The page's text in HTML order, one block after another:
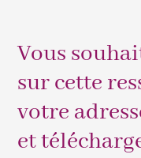
Vous
sur cette
votre
et